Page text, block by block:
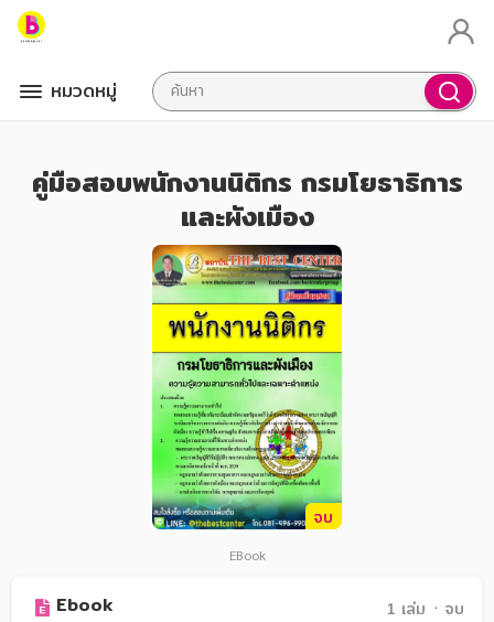
หมวดหมู่
คู่มือสอบพนักงานนิติกร กรมโยธาธิการ
และผังเมือง
จบ
EBook
Ebook 1 เล่ม ᛫ จบ